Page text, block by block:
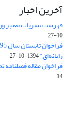
آخرین اخبار
فهرست نشریات معتبر
10-27
رایانه‌ای"1394-10-27
فراخوان مقاله فصلنامه
14